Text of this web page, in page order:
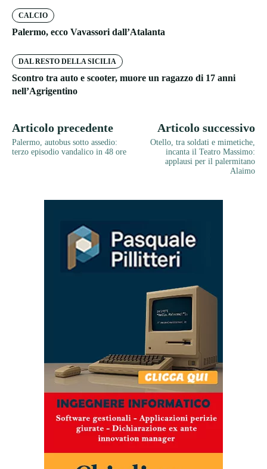
CALCIO
Palermo, ecco Vavassori dall’Atalanta
DAL RESTO DELLA SICILIA
Scontro tra auto e scooter, muore un ragazzo di 17 anni
nell’Agrigentino
Articolo precedente
Palermo, autobus sotto assedio:
terzo episodio vandalico in 48 ore
Articolo successivo
Otello, tra soldati e mimetiche,
incanta il Teatro Massimo:
applausi per il palermitano
Alaimo